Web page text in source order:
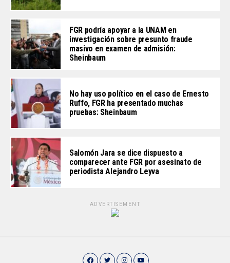
FGR podría apoyar a la UNAM en
investigación sobre presunto fraude
masivo en examen de admisión:
Sheinbaum
No hay uso político en el caso de Ernesto
Ruffo, FGR ha presentado muchas
pruebas: Sheinbaum
Salomón Jara se dice dispuesto a
comparecer ante FGR por asesinato de
periodista Alejandro Leyva
ADVERTISEMENT